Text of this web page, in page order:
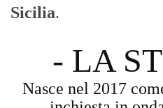
Sicilia.
- LA
Nasce nel 2017